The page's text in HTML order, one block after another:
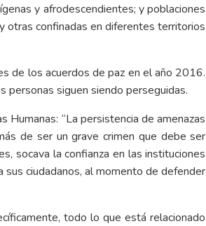
y afrodescendientes; y poblaciones
otras confinadas en diferentes territorios
de los acuerdos de paz en el año 2016.
personas siguen siendo perseguidas.
Humanas: “La persistencia de amenazas
de ser un grave crimen que debe ser
socava la confianza en las instituciones
ciudadanos, al momento de defender
todo lo que está relacionado